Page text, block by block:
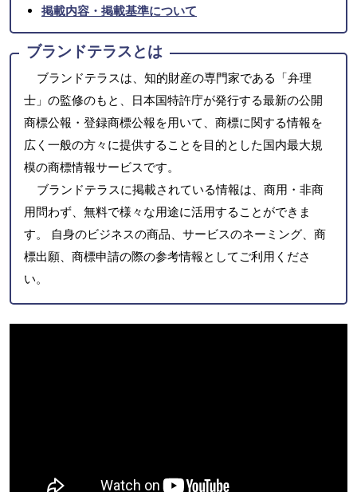
掲載内容・掲載基準について
ブランドテラスとは
ブランドテラスは、知的財産の専門家である「弁理
士」の監修のもと、日本国特許庁が発行する最新の公開
商標公報・登録商標公報を用いて、商標に関する情報を
広く一般の方々に提供することを目的とした国内最大規
模の商標情報サービスです。
ブランドテラスに掲載されている情報は、商用・非商
用問わず、無料で様々な用途に活用することができま
す。 自身のビジネスの商品、サービスのネーミング、商
標出願、商標申請の際の参考情報としてご利用くださ
い。